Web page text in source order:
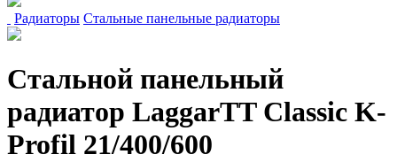
Радиаторы Стальные панельные радиаторы
Стальной панельный
радиатор LaggarTT Classic K-
Profil 21/400/600